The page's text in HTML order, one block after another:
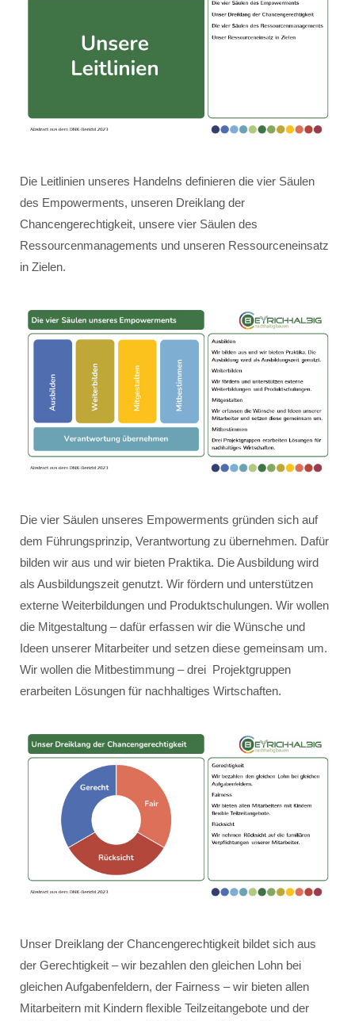
Die Leitlinien unseres Handelns definieren die vier Säulen
des Empowerments, unseren Dreiklang der
Chancengerechtigkeit, unsere vier Säulen des
Ressourcenmanagements und unseren Ressourceneinsatz
in Zielen.
Die vier Säulen unseres Empowerments gründen sich auf
dem Führungsprinzip, Verantwortung zu übernehmen. Dafür
bilden wir aus und wir bieten Praktika. Die Ausbildung wird
als Ausbildungszeit genutzt. Wir fördern und unterstützen
externe Weiterbildungen und Produktschulungen. Wir wollen
die Mitgestaltung – dafür erfassen wir die Wünsche und
Ideen unserer Mitarbeiter und setzen diese gemeinsam um.
Wir wollen die Mitbestimmung – drei Projektgruppen
erarbeiten Lösungen für nachhaltiges Wirtschaften.
Unser Dreiklang der Chancengerechtigkeit bildet sich aus
der Gerechtigkeit – wir bezahlen den gleichen Lohn bei
gleichen Aufgabenfeldern, der Fairness – wir bieten allen
Mitarbeitern mit Kindern flexible Teilzeitangebote und der